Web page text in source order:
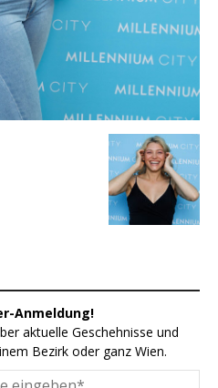
Anmeldung!
aktuelle Geschehnisse und
Bezirk oder ganz Wien.